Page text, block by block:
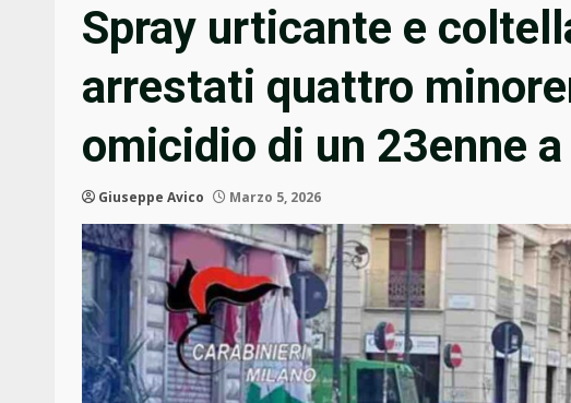
Spray urticante e
arrestati quattro
omicidio di un 23enne
Giuseppe Avico Marzo 5, 2026